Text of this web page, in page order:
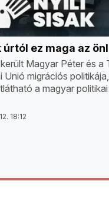
ez maga az
Magyar Péter és a
Unió migrációs
a magyar
18:12